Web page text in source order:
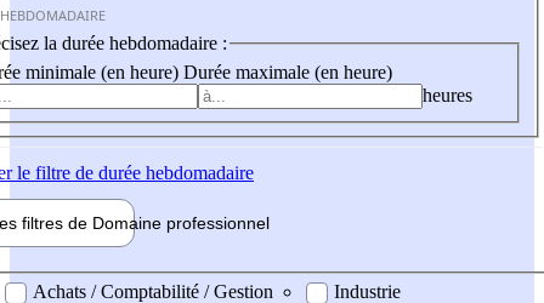
la durée hebdomadaire :
minimale (en heure) Durée maximale (en heure)
heures
le filtre de durée hebdomadaire
filtres de Domaine professionnel
professionel
Achats / Comptabilité / Gestion
Industrie